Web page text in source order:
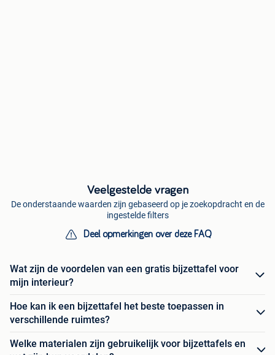
Veelgestelde vragen
De onderstaande waarden zijn gebaseerd op je zoekopdracht en de
ingestelde filters
Deel opmerkingen over deze FAQ
Wat zijn de voordelen van een gratis bijzettafel voor
mijn interieur?
Hoe kan ik een bijzettafel het beste toepassen in
verschillende ruimtes?
Welke materialen zijn gebruikelijk voor bijzettafels en